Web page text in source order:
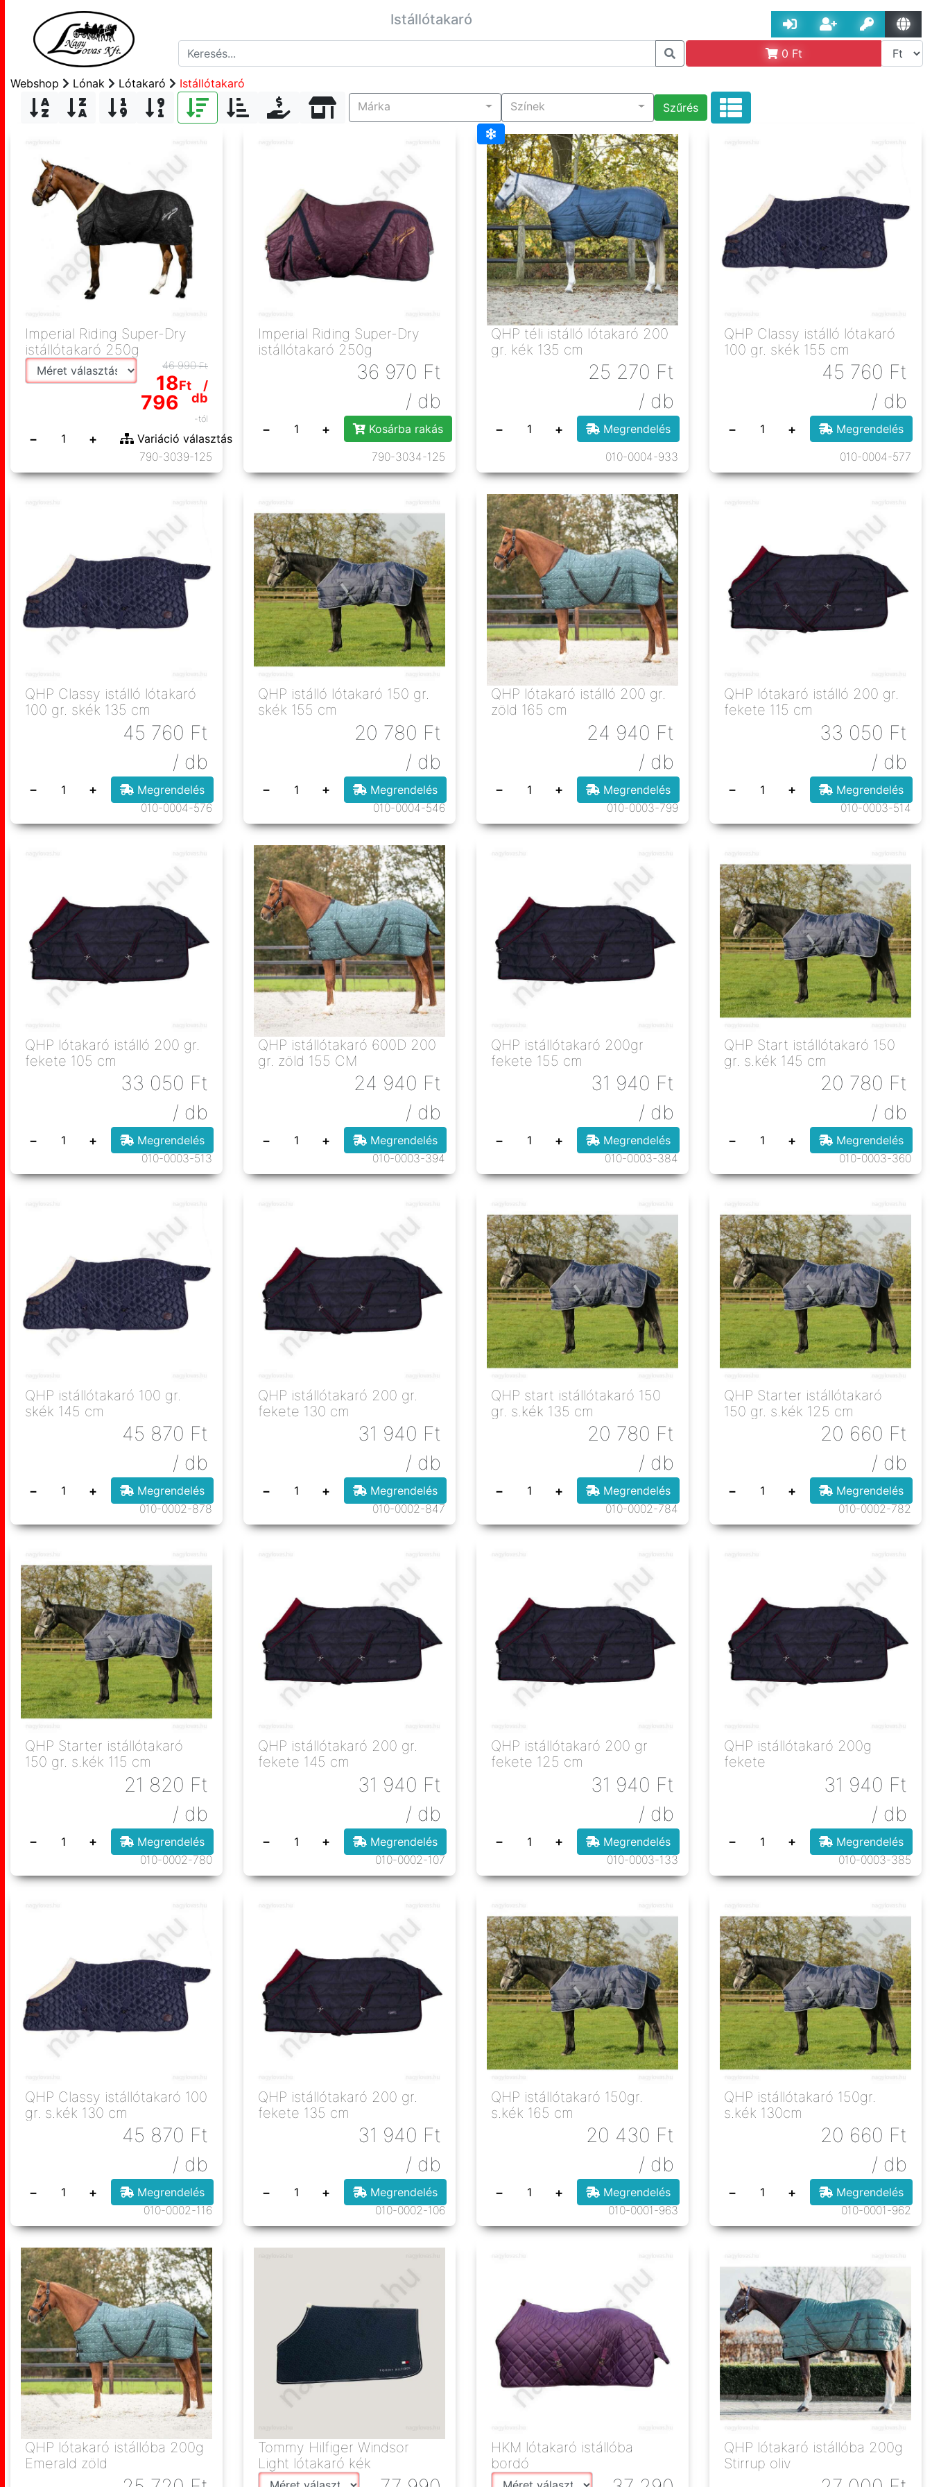
Istállótakaró
0 Ft
Webshop Lónak Lótakaró
Istállótakaró
Márka
Színek Szűrés
Imperial Riding Super-Dry
istállótakaró 250g
46 990 Ft
18
796
Ft
/
db
-tól
− +
Variáció választás
790-3039-125
Imperial Riding Super-Dry
istállótakaró 250g
36 970 Ft
/ db
− +
Kosárba rakás
790-3034-125
QHP téli istálló lótakaró 200
gr. kék 135 cm
25 270 Ft
/ db
− +
Megrendelés
010-0004-933
QHP Classy istálló lótakaró
100 gr. skék 155 cm
45 760 Ft
/ db
− +
Megrendelés
010-0004-577
QHP Classy istálló lótakaró
100 gr. skék 135 cm
45 760 Ft
/ db
− +
Megrendelés
010-0004-576
QHP istálló lótakaró 150 gr.
skék 155 cm
20 780 Ft
/ db
− +
Megrendelés
010-0004-546
QHP lótakaró istálló 200 gr.
zöld 165 cm
24 940 Ft
/ db
− +
Megrendelés
010-0003-799
QHP lótakaró istálló 200 gr.
fekete 115 cm
33 050 Ft
/ db
− +
Megrendelés
010-0003-514
QHP lótakaró istálló 200 gr.
fekete 105 cm
33 050 Ft
/ db
− +
Megrendelés
010-0003-513
QHP istállótakaró 600D 200
gr. zöld 155 CM
24 940 Ft
/ db
− +
Megrendelés
010-0003-394
QHP istállótakaró 200gr
fekete 155 cm
31 940 Ft
/ db
− +
Megrendelés
010-0003-384
QHP Start istállótakaró 150
gr. s.kék 145 cm
20 780 Ft
/ db
− +
Megrendelés
010-0003-360
QHP istállótakaró 100 gr.
skék 145 cm
45 870 Ft
/ db
− +
Megrendelés
010-0002-878
QHP istállótakaró 200 gr.
fekete 130 cm
31 940 Ft
/ db
− +
Megrendelés
010-0002-847
QHP start istállótakaró 150
gr. s.kék 135 cm
20 780 Ft
/ db
− +
Megrendelés
010-0002-784
QHP Starter istállótakaró
150 gr. s.kék 125 cm
20 660 Ft
/ db
− +
Megrendelés
010-0002-782
QHP Starter istállótakaró
150 gr. s.kék 115 cm
21 820 Ft
/ db
− +
Megrendelés
010-0002-780
QHP istállótakaró 200 gr.
fekete 145 cm
31 940 Ft
/ db
− +
Megrendelés
010-0002-107
QHP istállótakaró 200 gr
fekete 125 cm
31 940 Ft
/ db
− +
Megrendelés
010-0003-133
QHP istállótakaró 200g
fekete
31 940 Ft
/ db
− +
Megrendelés
010-0003-385
QHP Classy istállótakaró 100
gr. s.kék 130 cm
45 870 Ft
/ db
− +
Megrendelés
010-0002-116
QHP istállótakaró 200 gr.
fekete 135 cm
31 940 Ft
/ db
− +
Megrendelés
010-0002-106
QHP istállótakaró 150gr.
s.kék 165 cm
20 430 Ft
/ db
− +
Megrendelés
010-0001-963
QHP istállótakaró 150gr.
s.kék 130cm
20 660 Ft
/ db
− +
Megrendelés
010-0001-962
QHP lótakaró istállóba 200g
Emerald zöld
Tommy Hilfiger Windsor
Light lótakaró kék
HKM lótakaró istállóba
bordó
QHP lótakaró istállóba 200g
Stirrup oliv